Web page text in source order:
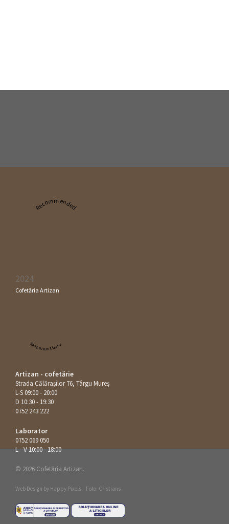
Recommended
2024
Cofetăria Artizan
Restaurant Guru
Artizan - cofetărie
Strada Călăraşilor 76, Târgu Mureș
L-S 09:00 - 20:00
D 10:30 - 19:30
0752 243 222
Laborator
0752 069 050
L - V 10:00 - 18:00
© 2026 Cofetăria Artizan.
Web Design by Happy Pixels. Foto: Cristians